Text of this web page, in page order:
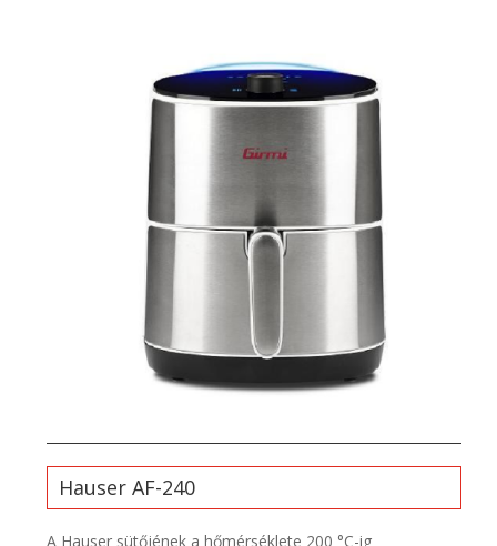
Hauser AF-240
A Hauser sütőjének a hőmérséklete 200 °C-ig